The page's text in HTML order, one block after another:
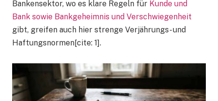
Bankensektor, wo es klare Regeln für Kunde und
Bank sowie Bankgeheimnis und Verschwiegenheit
gibt, greifen auch hier strenge Verjährungs- und
Haftungsnormen[cite: 1].